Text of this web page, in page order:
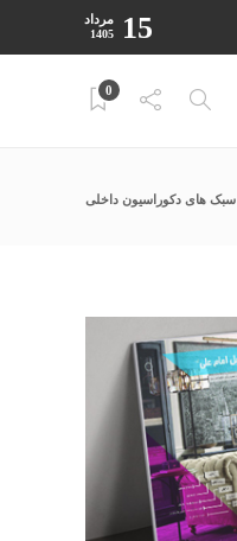
15 مرداد
1405
0
سبک های دکوراسیون داخلی